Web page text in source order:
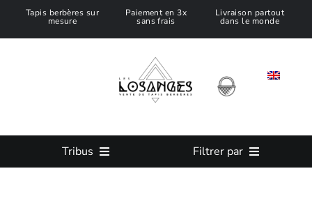
PasserTapis berbères sur
mesure
Paiement en 3x
sans frais
Livraison partout
dans le monde
Tribus Filtrer par